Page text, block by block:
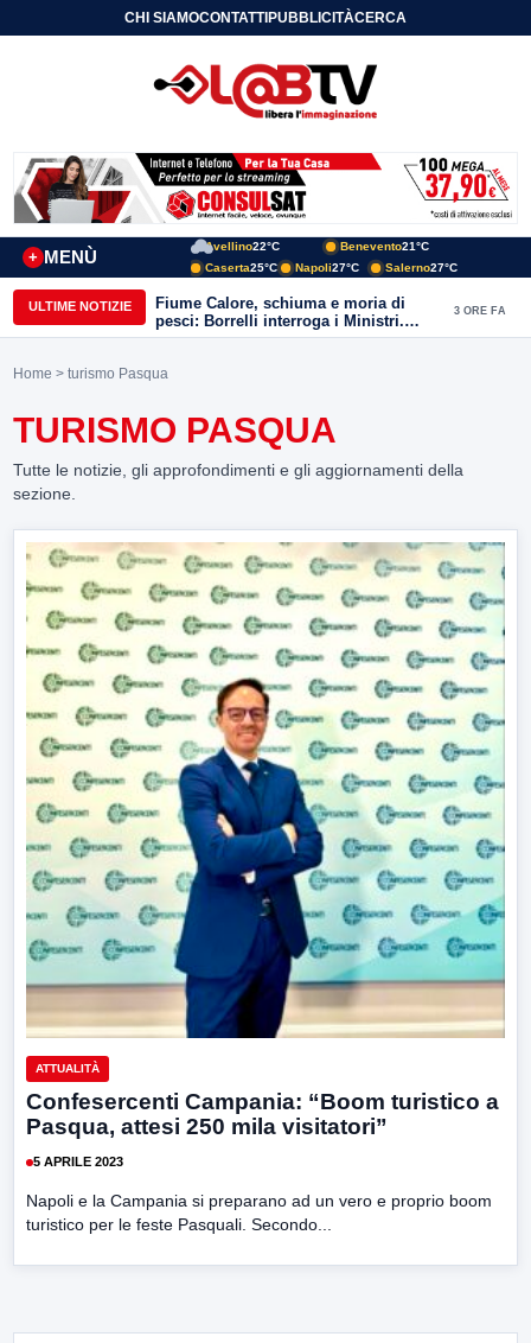
CHI SIAMOCONTATTIPUBBLICITÀCERCA
MENÙ
+
Avellino22°C Benevento21°C
Caserta25°C Napoli27°C Salerno27°C
ULTIME NOTIZIE
Fiume Calore, schiuma e moria di
pesci: Borrelli interroga i Ministri.
“Benevento paga l’assenza del
3 ORE FA
Home > turismo Pasqua
TURISMO PASQUA
Tutte le notizie, gli approfondimenti e gli aggiornamenti della
sezione.
ATTUALITÀ
Confesercenti Campania: “Boom turistico a
Pasqua, attesi 250 mila visitatori”
5 APRILE 2023
Napoli e la Campania si preparano ad un vero e proprio boom
turistico per le feste Pasquali. Secondo...